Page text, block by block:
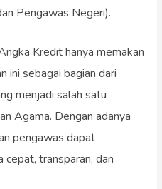
Pengawas Negeri).
Kredit hanya memakan
ini sebagai bagian dari
menjadi salah satu
Agama. Dengan adanya
pengawas dapat
cepat, transparan, dan